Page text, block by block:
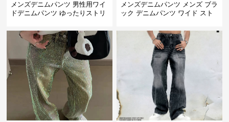
メンズデニムパンツ 男性用ワイ
ドデニムパンツ ゆったりストリ
メンズデニムパンツ メンズ ブラ
ック デニムパンツ ワイド スト